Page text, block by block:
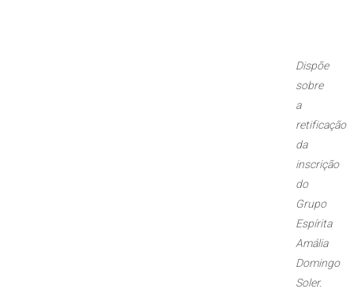
Dispõe
sobre
a
retificação
da
inscrição
do
Grupo
Espírita
Amália
Domingo
Soler.